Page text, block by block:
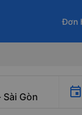
Đơn